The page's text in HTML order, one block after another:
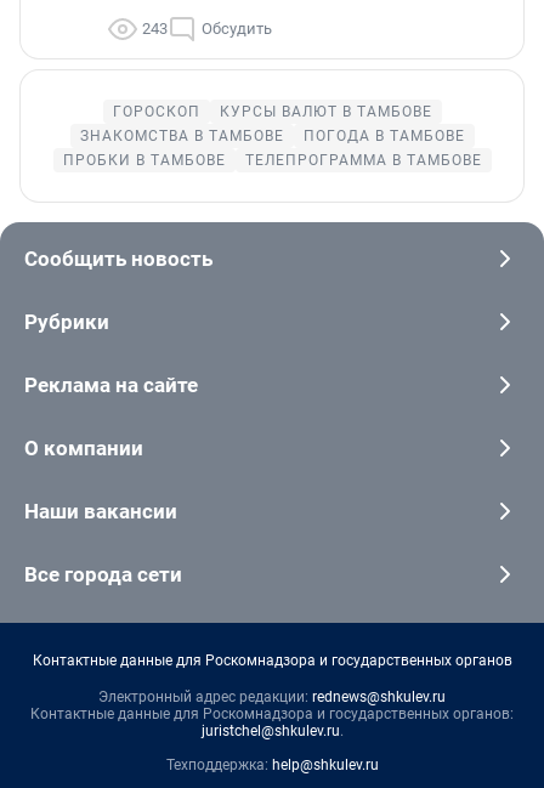
243 Обсудить
ГОРОСКОП
КУРСЫ ВАЛЮТ В ТАМБОВЕ
ЗНАКОМСТВА В ТАМБОВЕ
ПОГОДА В ТАМБОВЕ
ПРОБКИ В ТАМБОВЕ
ТЕЛЕПРОГРАММА В ТАМБОВЕ
Сообщить новость
Рубрики
Реклама на сайте
О компании
Наши вакансии
Все города сети
Контактные данные для Роскомнадзора и государственных органов
Электронный адрес редакции: rednews@shkulev.ru
Контактные данные для Роскомнадзора и государственных органов:
juristchel@shkulev.ru.
Техподдержка: help@shkulev.ru